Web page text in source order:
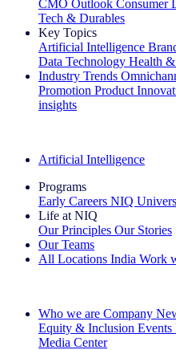
CMO Outlook Consumer
Tech & Durables
Key Topics
Artificial Intelligence
Data Technology Health
Industry Trends
Promotion Product
insights
Artificial Intelligence
Programs
Early Careers NIQ
Life at NIQ
Our Principles Our Stories
Our Teams
All Locations India Work
Who we are Company
Equity & Inclusion Events
Media Center